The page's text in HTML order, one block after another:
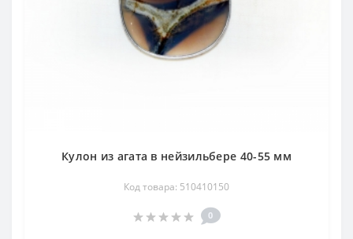
Кулон из агата в нейзильбере 40-55 мм
Код товара: 510410150
0